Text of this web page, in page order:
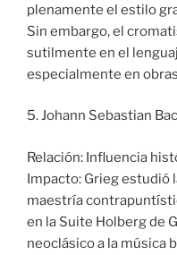
plenamente el estilo
Sin embargo, el
sutilmente en el
especialmente en
5. Johann Sebastian
Relación: Influencia
Impacto: Grieg estudió
maestría
en la Suite Holberg de
neoclásico a la música